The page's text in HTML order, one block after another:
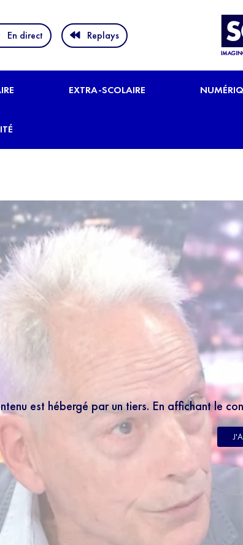
En direct Replays
EXTRA-SCOLAIRE
est hébergé par un tiers. En affichant le